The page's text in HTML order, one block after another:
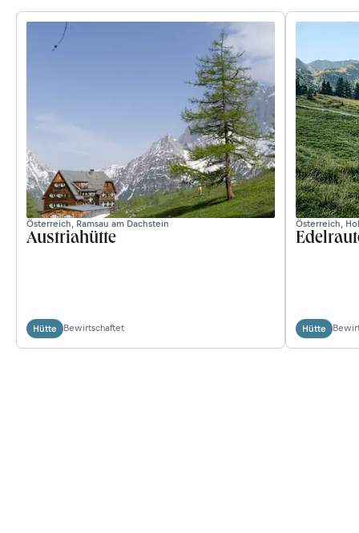
Österreich, Ramsau am Dachstein
Austriahütte
Hütte Bewirtschaftet
Österreich,
Hütte